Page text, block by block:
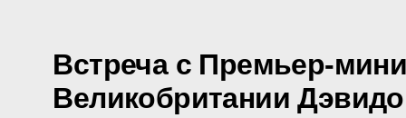
Встреча с Премьер-
Великобритании